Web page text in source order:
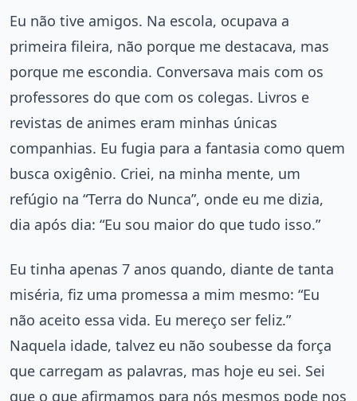
Eu não tive amigos. Na escola, ocupava a
primeira fileira, não porque me destacava, mas
porque me escondia. Conversava mais com os
professores do que com os colegas. Livros e
revistas de animes eram minhas únicas
companhias. Eu fugia para a fantasia como quem
busca oxigênio. Criei, na minha mente, um
refúgio na “Terra do Nunca”, onde eu me dizia,
dia após dia: “Eu sou maior do que tudo isso.”
Eu tinha apenas 7 anos quando, diante de tanta
miséria, fiz uma promessa a mim mesmo: “Eu
não aceito essa vida. Eu mereço ser feliz.”
Naquela idade, talvez eu não soubesse da força
que carregam as palavras, mas hoje eu sei. Sei
que o que afirmamos para nós mesmos pode nos